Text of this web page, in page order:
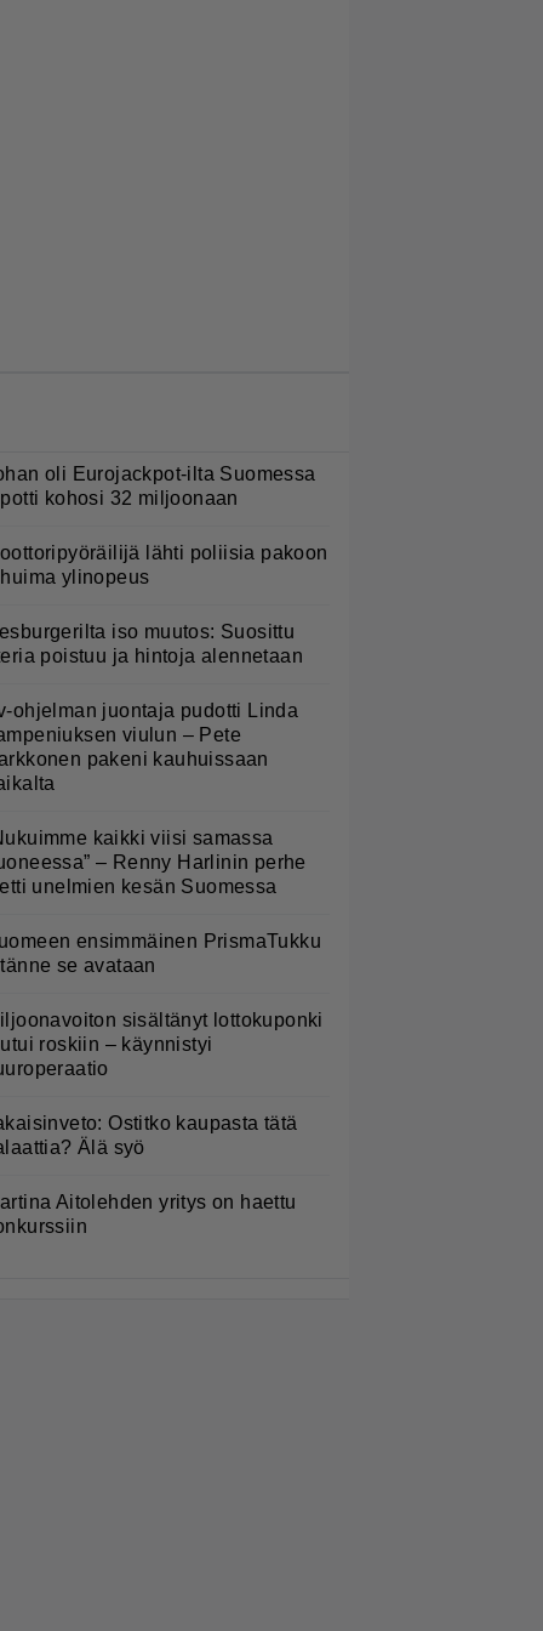
oli Eurojackpot-ilta Suomessa
kohosi 32 miljoonaan
lähti poliisia pakoon
ylinopeus
iso muutos: Suosittu
poistuu ja hintoja alennetaan
ohjelman juontaja pudotti Linda
viulun – Pete
pakeni kauhuissaan
kaikki viisi samassa
– Renny Harlinin perhe
unelmien kesän Suomessa
ensimmäinen PrismaTukku
se avataan
sisältänyt lottokuponki
roskiin – käynnistyi
Ostitko kaupasta tätä
Älä syö
Aitolehden yritys on haettu